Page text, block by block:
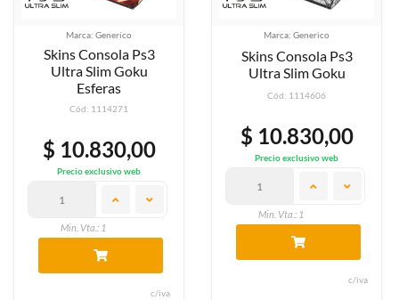
Marca: Generico
Skins Consola Ps3
Ultra Slim Goku
Esferas
Cód: 1114271
$ 10.830,00
Precio exclusivo web
Min. Vta.: 1
c/iva
Marca: Generico
Skins Consola Ps3
Ultra Slim Goku
Cód: 1114606
$ 10.830,00
Precio exclusivo web
Min. Vta.: 1
c/iva